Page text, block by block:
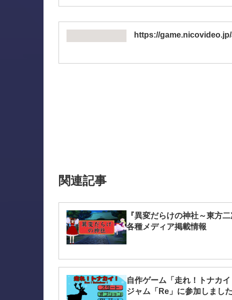
https://
関連記事
『異変だらけの神社～東方
各種メディア掲載情報
自作ゲーム「走れ！トナカ
ジャム「Re」に参加しました